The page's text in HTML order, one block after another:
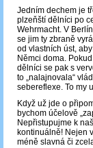
Jedním dechem je
plzeňští dělníci po
Wehrmacht. V
se jim ty zbraně
od vlastních úst,
Němci doma.
dělníci se pak s
to „nalajnovala“
sebereflexe. To my
Když už jde o
bychom účelově
Nepřistupujme k
kontinuálně! Nejen
méně slavná či